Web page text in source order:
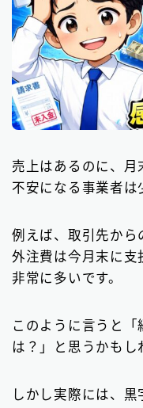
売上はあるのに、月
不安になる事業者は
例えば、取引先から
外注費は今月末に支
非常に多いです。
このように言うと
は？」と思うかもし
しかし実際には、